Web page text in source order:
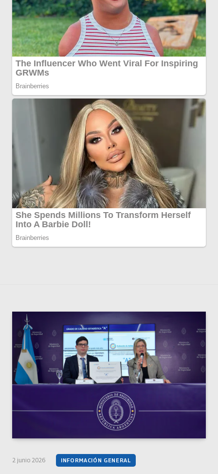
2 junio 2026 INFORMACIÓN GENERAL